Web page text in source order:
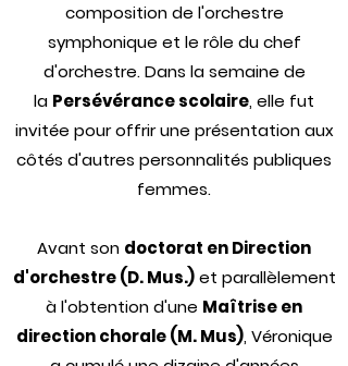
composition de l'orchestre
symphonique et le rôle du chef
d'orchestre. Dans la semaine de
la Persévérance scolaire, elle fut
invitée pour offrir une présentation aux
côtés d'autres personnalités publiques
femmes.
Avant son doctorat en Direction
d'orchestre (D. Mus.)et parallèlement
à l'obtention d'une Maîtrise en
direction chorale (M. Mus), Véronique